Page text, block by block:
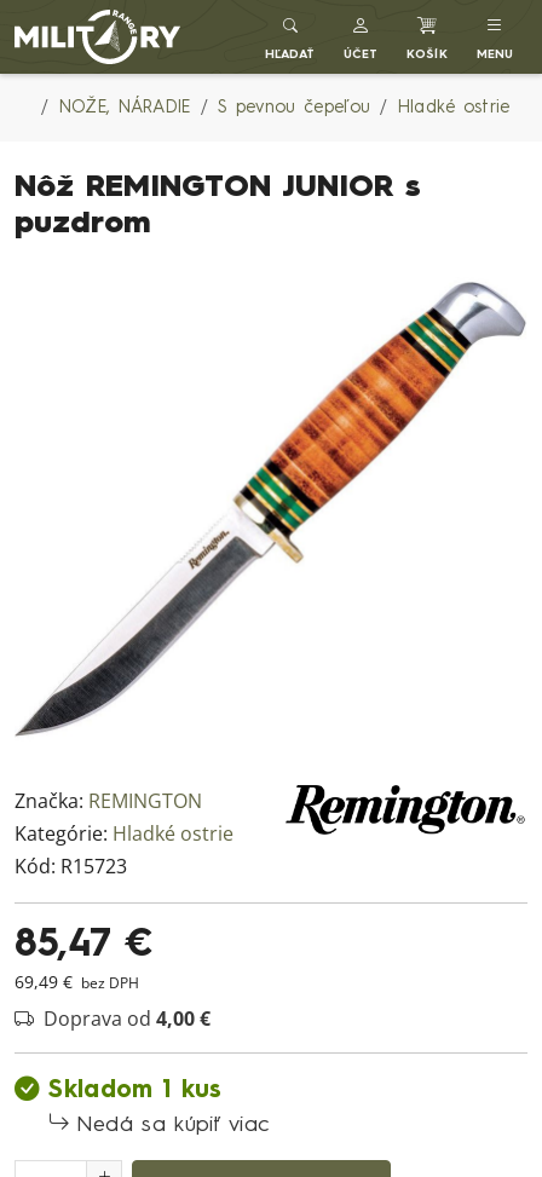
Army shop MILITARY RANGE SK
HĽADAŤ ÚČET KOŠÍK MENU
NOŽE, NÁRADIE S pevnou čepeľou Hladké ostrie
Nôž REMINGTON JUNIOR s
puzdrom
Značka: REMINGTON
Kategórie: Hladké ostrie
Kód: R15723
85,47 €
69,49 € bez DPH
Doprava od 4,00 €
Skladom 1 kus
Nedá sa kúpiť viac